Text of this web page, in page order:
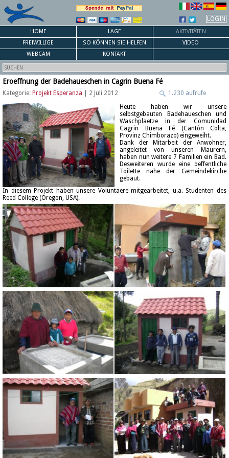
LOGIN
HOME LAGE
AKTIVITÄTEN
FREIWILLIGE
SO KÖNNEN SIE HELFEN
VIDEO
WEBCAM
KONTAKT
Eroeffnung der Badehaueschen in Cagrin Buena Fé
Kategorie: Projekt Esperanza | 2 Juli 2012
1.230 aufrufe
Heute haben wir unsere
selbstgebauten Badehaueschen und
Waschplaetze in der Comunidad
Cagrin Buena Fé (Cantón Colta,
Provinz Chimborazo) eingeweiht.
Dank der Mitarbeit der Anwohner,
angeleitet von unseren Maurern,
haben nun weitere 7 Familien ein Bad.
Desweiteren wurde eine oeffentliche
Toilette nahe der Gemeindekirche
gebaut.
In diesem Projekt haben unsere Voluntaere mitgearbeitet, u.a. Studenten des
Reed College (Oregon, USA).